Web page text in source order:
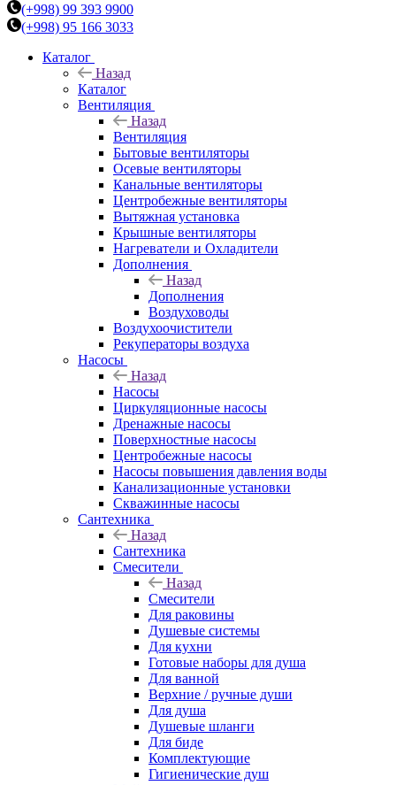
(+998) 99 393 9900
(+998) 95 166 3033
Каталог
Назад
Каталог
Вентиляция
Назад
Вентиляция
Бытовые вентиляторы
Осевые вентиляторы
Канальные вентиляторы
Центробежные вентиляторы
Вытяжная установка
Крышные вентиляторы
Нагреватели и Охладители
Дополнения
Назад
Дополнения
Воздуховоды
Воздухоочистители
Рекуператоры воздуха
Насосы
Назад
Насосы
Циркуляционные насосы
Дренажные насосы
Поверхностные насосы
Центробежные насосы
Насосы повышения давления воды
Канализационные установки
Скважинные насосы
Сантехника
Назад
Сантехника
Смесители
Назад
Смесители
Для раковины
Душевые системы
Для кухни
Готовые наборы для душа
Для ванной
Верхние / ручные души
Для душа
Душевые шланги
Для биде
Комплектующие
Гигиенические душ